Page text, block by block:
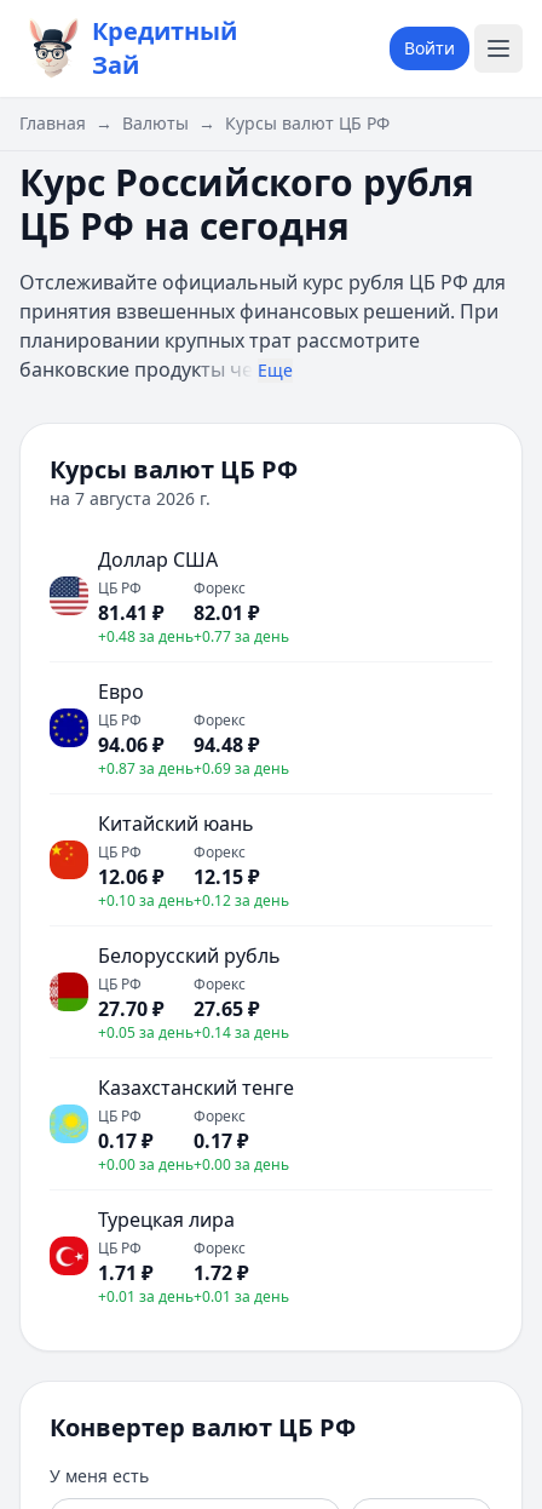
Кредитный
Зай
Войти
Главная → Валюты → Курсы валют ЦБ РФ
Курс Российского рубля
ЦБ РФ на сегодня
Отслеживайте официальный курс рубля ЦБ РФ для
принятия взвешенных финансовых решений. При
планировании крупных трат рассмотрите
банковские продукты че Еще
Курсы валют ЦБ РФ
на 7 августа 2026 г.
Доллар США
ЦБ РФ
81.41 ₽
+0.48 за день
Форекс
82.01 ₽
+0.77 за день
Евро
ЦБ РФ
94.06₽
+0.87 за день
Форекс
94.48₽
+0.69 за день
Китайский юань
ЦБ РФ
12.06₽
+0.10 за день
Форекс
12.15₽
+0.12 за день
Белорусский рубль
ЦБ РФ
27.70₽
+0.05 за день
Форекс
27.65₽
+0.14 за день
Казахстанский тенге
ЦБ РФ
0.17₽
+0.00 за день
Форекс
0.17₽
+0.00 за день
Турецкая лира
ЦБ РФ
1.71 ₽
+0.01 за день
Форекс
1.72₽
+0.01 за день
Конвертер валют ЦБ РФ
У меня есть